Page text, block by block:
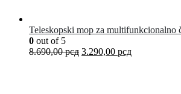
Teleskopski mop za multifunkcionalno
0 out of 5
8.690,00рсд 3.290,00 рсд